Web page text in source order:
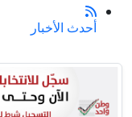
أحدث الأخبار